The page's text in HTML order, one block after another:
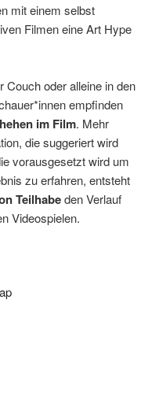
mit einem selbst
Filmen eine Art Hype
Couch oder alleine in den
empfinden
im Film. Mehr
die suggeriert wird
vorausgesetzt wird um
zu erfahren, entsteht
Teilhabeden Verlauf
Videospielen.